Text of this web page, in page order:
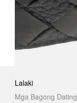
Lalaki
Mga Bagong Dating